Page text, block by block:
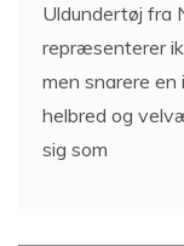
Uldundertøj fra
repræsenterer
men snarere
helbred og
sig som